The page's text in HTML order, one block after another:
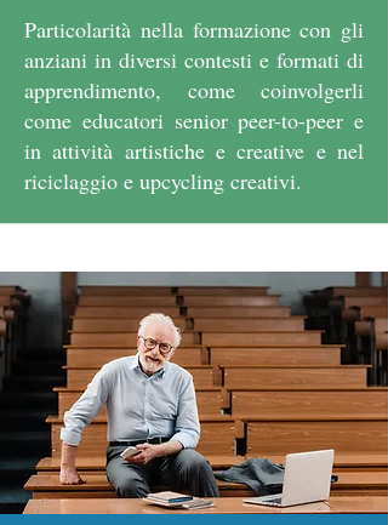
Particolarità nella formazione con gli
anziani in diversi contesti e formati di
apprendimento, come coinvolgerli
come educatori senior peer-to-peer e
in attività artistiche e creative e nel
riciclaggio e upcycling creativi.